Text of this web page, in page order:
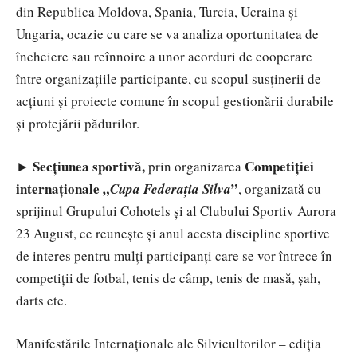
din Republica Moldova, Spania, Turcia, Ucraina și
Ungaria, ocazie cu care se va analiza oportunitatea de
încheiere sau reînnoire a unor acorduri de cooperare
între organizațiile participante, cu scopul susținerii de
acțiuni și proiecte comune în scopul gestionării durabile
și protejării pădurilor.
► Secțiunea sportivă,prin organizarea Competiției
internaționale „Cupa Federația Silva”, organizată cu
sprijinul Grupului Cohotels și al Clubului Sportiv Aurora
23 August, ce reunește și anul acesta discipline sportive
de interes pentru mulți participanți care se vor întrece în
competiții de fotbal, tenis de câmp, tenis de masă, șah,
darts etc.
Manifestările Internaționale ale Silvicultorilor – ediția